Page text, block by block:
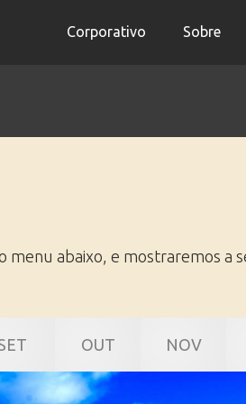
Corporativo Sobre
menu abaixo, e mostraremos a
OUT NOV